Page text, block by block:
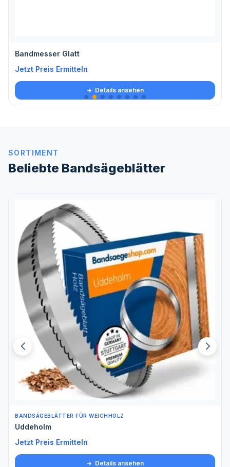
Bandmesser Glatt
Jetzt Preis Ermitteln
Details ansehen
SORTIMENT
Beliebte Bandsägeblätter
BANDSÄGEBLÄTTER FÜR WEICHHOLZ
Uddeholm
Jetzt Preis Ermitteln
Details ansehen